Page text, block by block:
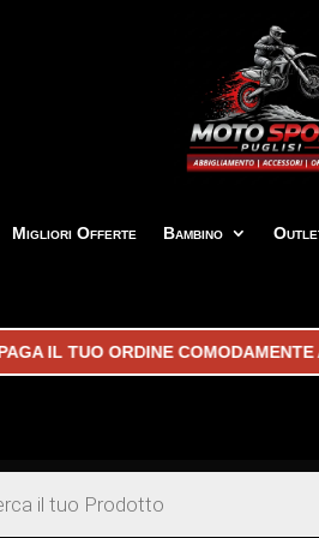
Migliori Offerte Bambino
ORDINE COMODAMENTE ALLA